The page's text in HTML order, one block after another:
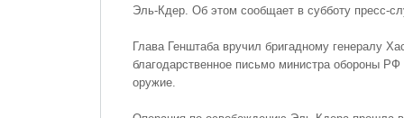
Эль-Кдер. Об этом сообщает в субботу пресс-
Глава Генштаба вручил бригадному генералу
благодарственное письмо министра обороны РФ
оружие.